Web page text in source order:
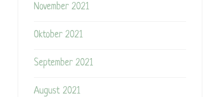
November 2021
Oktober 2021
September 2021
August 2021